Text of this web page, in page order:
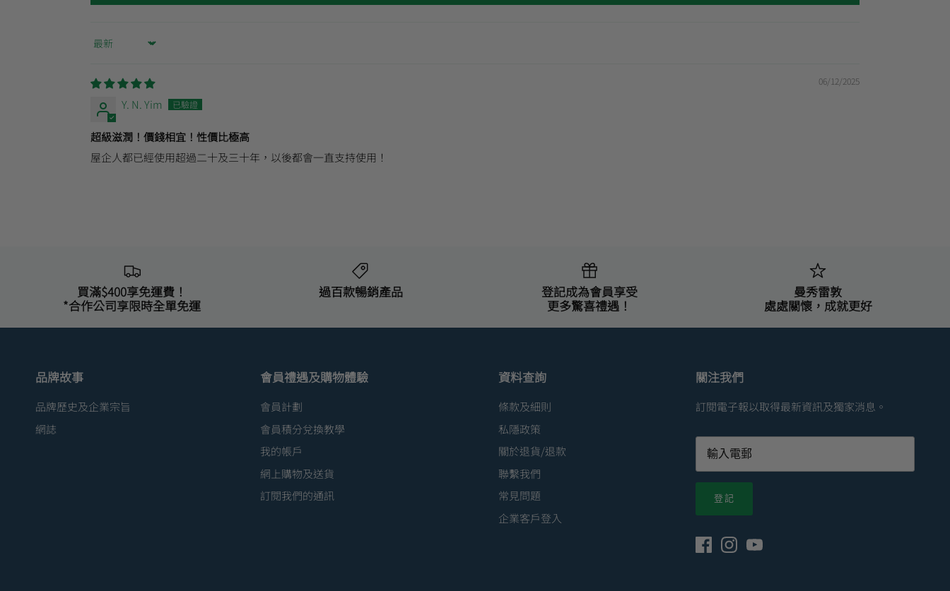
Sort by
06/12/2025
Y. N. Yim
超級滋潤！價錢相宜！性價比極高
屋企人都已經使用超過二十及三十年，以後都會一直支持使用！
買滿$400享免運費！
*合作公司享限時全單免運
過百款暢銷產品
登記成為會員享受
更多驚喜禮遇！
曼秀雷敦
處處關懷，成就更好
品牌故事
品牌歷史及企業宗旨
網誌
會員禮遇及購物體驗
會員計劃
會員積分兌換教學
我的帳戶
網上購物及送貨
訂閱我們的通訊
資料查詢
條款及細則
私隱政策
關於退貨/退款
聯繫我們
常見問題
企業客戶登入
關注我們
訂閱電子報以取得最新資訊及獨家消息。
登記